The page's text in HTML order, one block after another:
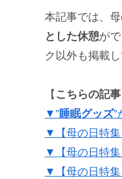
本記事では、
とした休憩がで
ク以外も掲載
【 こちらの記
▼”睡眠グッズ”
▼【母の日特集
▼【母の日特
▼【母の日特集